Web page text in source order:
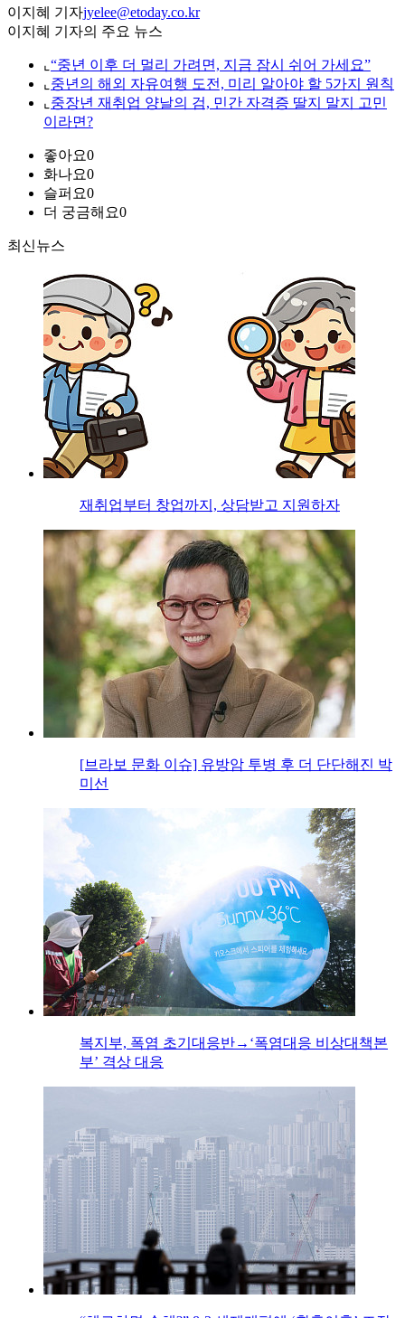
이지혜 기자jyelee@etoday.co.kr
이지혜 기자의 주요 뉴스
⌞ “중년 이후 더 멀리 가려면, 지금 잠시 쉬어 가세요”
⌞ 중년의 해외 자유여행 도전, 미리 알아야 할 5가지 원칙
⌞ 중장년 재취업 양날의 검, 민간 자격증 딸지 말지 고민
이라면?
좋아요0
화나요0
슬퍼요0
더 궁금해요0
최신뉴스
재취업부터 창업까지, 상담받고 지원하자
[브라보 문화 이슈] 유방암 투병 후 더 단단해진 박
미선
복지부, 폭염 초기대응반→‘폭염대응 비상대책본
부’ 격상 대응